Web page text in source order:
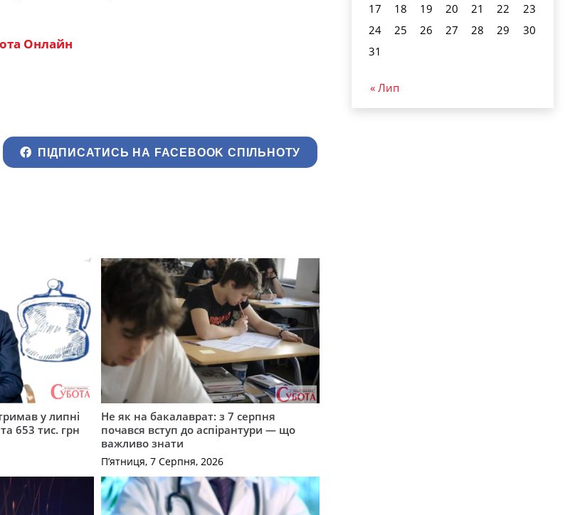
Онлайн
ПІДПИСАТИСЬ НА FACEBOOK СПІЛЬНОТУ
у липні
653 тис. грн
Не як на бакалаврат: з 7 серпня
почався вступ до аспірантури — що
важливо знати
П’ятниця, 7 Серпня, 2026
17
18 19 20 21 22
23
24
25 26 27 28 29
30
31
« Лип